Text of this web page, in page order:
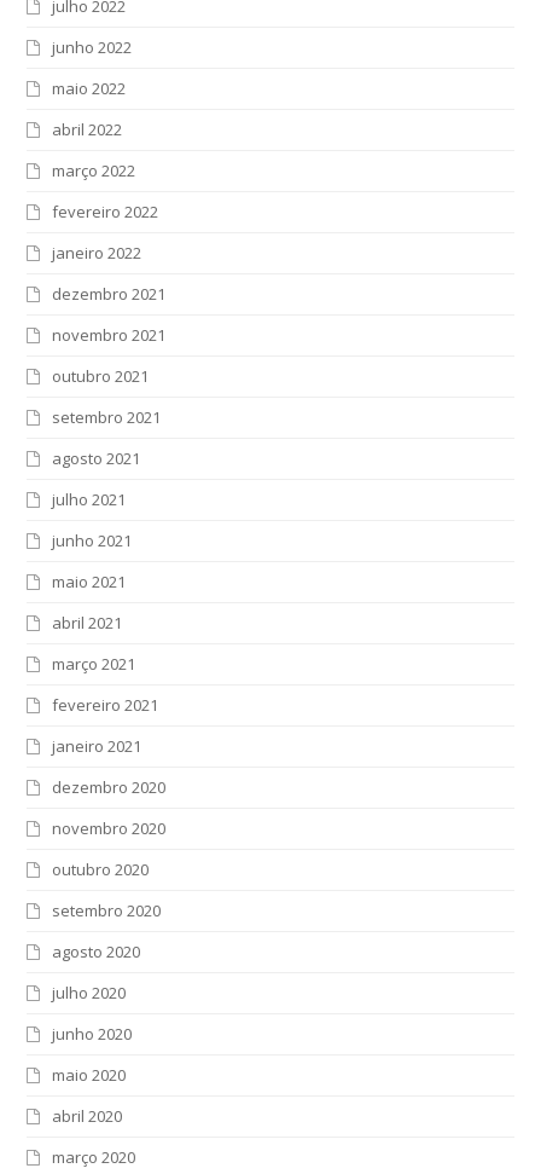
julho 2022
junho 2022
maio 2022
abril 2022
março 2022
fevereiro 2022
janeiro 2022
dezembro 2021
novembro 2021
outubro 2021
setembro 2021
agosto 2021
julho 2021
junho 2021
maio 2021
abril 2021
março 2021
fevereiro 2021
janeiro 2021
dezembro 2020
novembro 2020
outubro 2020
setembro 2020
agosto 2020
julho 2020
junho 2020
maio 2020
abril 2020
março 2020